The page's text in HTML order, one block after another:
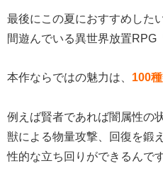
最後にこの夏におすすめした
間遊んでいる異世界放置RPG
本作ならではの魅力は、 100
例えば賢者であれば闇属性の
獣による物量攻撃、回復を鍛
性的な立ち回りができるんで